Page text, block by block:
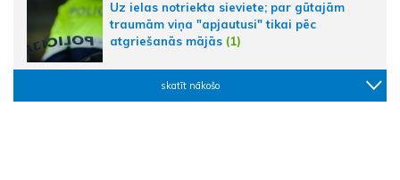
Uz ielas notriekta sieviete; par gūtajām
traumām viņa "apjautusi" tikai pēc
atgriešanās mājās (1)
skatīt nākošo